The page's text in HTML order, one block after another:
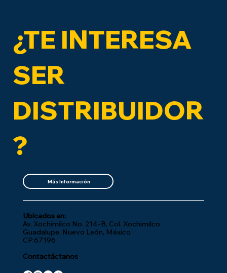
¿TE INTERESA
SER
DISTRIBUIDOR
?
Más Información
Ubicados en:
Av. Xochimilco No. 214-B, Col. Xochimilco
Guadalupe, Nuevo León, México
CP.67196
Contactáctanos